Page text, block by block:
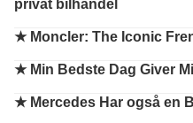
privat bilhandel
★ Moncler: The Iconic
★ Min Bedste Dag Giver
★ Mercedes Har også en